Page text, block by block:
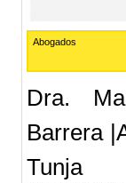
Abogados
Dra.
Barrera
Tunja